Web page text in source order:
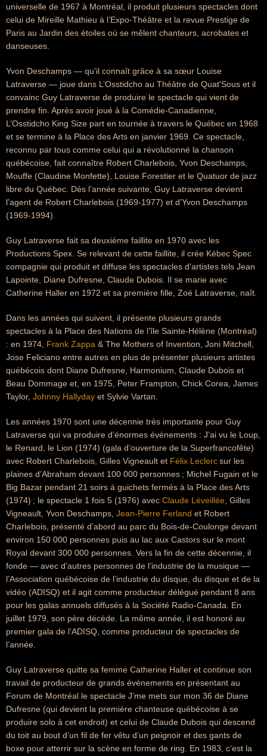
universelle de 1967 à Montréal, il produit plusieurs spectacles dont
celui de Mireille Mathieu à l’Expo-Théâtre et la revue Prestige de
Paris au Jardin des étoiles où se mêlent chanteurs, acrobates et
danseuses.
Yvon Deschamps — qu’il connaît grâce à sa sœur Louise
Latraverse — joue dans L’Osstidcho au Théâtre de Quat'Sous et il
convainc Guy Latraverse de produire le spectacle qui vient de
prendre fin. Après avoir joué à la Comédie-Canadienne,
L’Osstidcho King Size part en tournée à travers le Québec en 1968
et se termine à la Place des Arts en janvier 1969. Ce spectacle,
reconnu par tous comme celui qui a révolutionné la chanson
québécoise, fait connaître Robert Charlebois, Yvon Deschamps,
Mouffe (Claudine Monfette), Louise Forestier et le Quatuor de jazz
libre du Québec. Dès l’année suivante, Guy Latraverse devient
l’agent de Robert Charlebois (1969-1977) et d’Yvon Deschamps
(1969-1994).
Guy Latraverse fait sa deuxième faillite en 1970 avec les
Productions Spex. Se relevant de cette faillite, il crée Kébec Spec
compagnie qui produit et diffuse les spectacles d’artistes tels Jean
Lapointe, Diane Dufresne, Claude Dubois. Il se marie avec
Catherine Haller en 1972 et sa première fille, Zoé Latraverse, naît.
Dans les années qui suivent, il présente plusieurs grands
spectacles à la Place des Nations de l’île Sainte-Hélène (Montréal)
: en 1974, Frank Zappa & The Mothers of Invention, Joni Mitchell,
Jose Feliciano entre autres en plus de présenter plusieurs artistes
québécois dont Diane Dufresne, Harmonium, Claude Dubois et
Beau Dommage et, en 1975, Peter Frampton, Chick Corea, James
Taylor, Johnny Hallyday et Sylvie Vartan.
Les années 1970 sont une décennie très importante pour Guy
Latraverse qui va produire d’énormes événements : J’ai vu le Loup,
le Renard, le Lion (1974) (gala d’ouverture de la Superfrancofête)
avec Robert Charlebois, Gilles Vigneault et Félix Leclercsur les
plaines d’Abraham devant 100 000 personnes ; Michel Fugain et le
Big Bazar pendant 21 soirs à guichets fermés à la Place des Arts
(1974) ; le spectacle 1 fois 5 (1976) avec Claude Léveillée , Gilles
Vigneault, Yvon Deschamps, Jean-Pierre Ferland et Robert
Charlebois, présenté d’abord au parc du Bois-de-Coulonge devant
environ 150 000 personnes puis au lac aux Castors sur le mont
Royal devant 300 000 personnes. Vers la fin de cette décennie, il
fonde — avec d’autres personnes de l’industrie de la musique —
l’Association québécoise de l’industrie du disque, du disque et de la
vidéo (ADISQ) et il agit comme producteur délégué pendant 8 ans
pour les galas annuels diffusés à la Société Radio-Canada. En
juillet 1979, son père décède. La même année, il est honoré au
premier gala de l’ADISQ, comme producteur de spectacles de
l’année.
Guy Latraverse quitte sa femme Catherine Haller et continue son
travail de producteur de grands événements en présentant au
Forum de Montréal le spectacle J’me mets sur mon 36 de Diane
Dufresne (qui devient la première chanteuse québécoise à se
produire solo à cet endroit) et celui de Claude Dubois qui descend
du toit au bout d’un fil de fer vêtu d’un peignoir et des gants de
boxe pour atterrir sur la scène en forme de ring. En 1983, c’est la